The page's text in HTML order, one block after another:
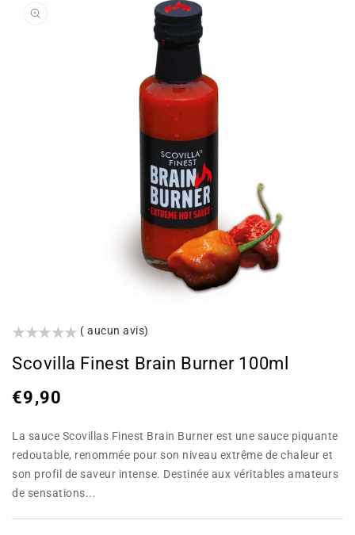
()
( aucun avis)
Scovilla Finest Brain Burner 100ml
Prix
€9,90
La sauce Scovillas Finest Brain Burner est une sauce piquante
redoutable, renommée pour son niveau extrême de chaleur et
son profil de saveur intense. Destinée aux véritables amateurs
de sensations...